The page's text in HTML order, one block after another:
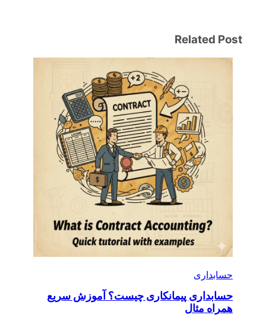
Related Post
حسابداری
حسابداری پیمانکاری چیست؟ آموزش سریع
همراه مثال